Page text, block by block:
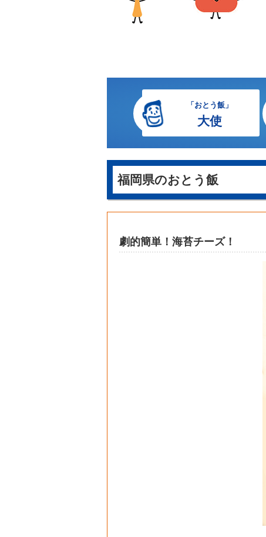
「おとう飯」
大使
福岡県のおとう飯
劇的簡単！海苔チーズ！